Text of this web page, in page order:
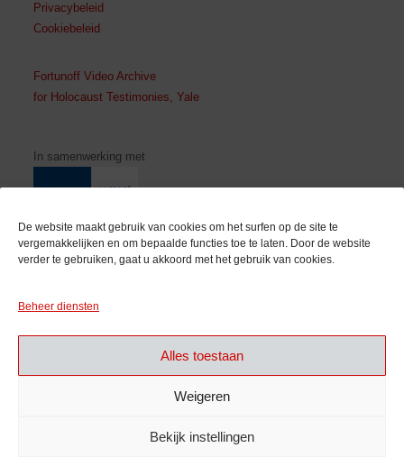
De website maakt gebruik van cookies om het surfen op de site te
vergemakkelijken en om bepaalde functies toe te laten. Door de website
verder te gebruiken, gaat u akkoord met het gebruik van cookies.
Beheer diensten
Alles toestaan
Weigeren
Bekijk instellingen
Privacybeleid
Cookiebeleid
Fortunoff Video Archive
for Holocaust Testimonies, Yale
In samenwerking met